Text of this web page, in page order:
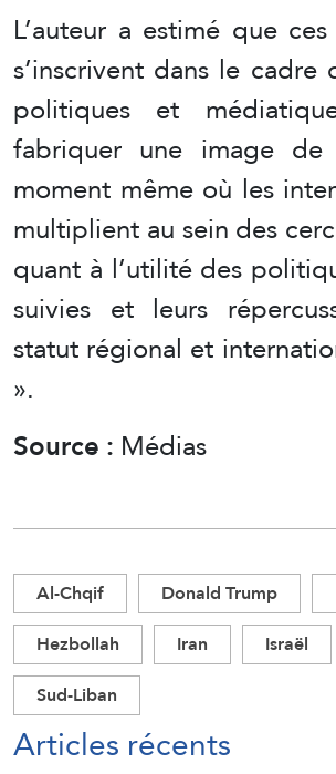
L’auteur a estimé que
s’inscrivent dans le cadre
politiques et
fabriquer une image
moment même où les
multiplient au sein des
quant à l’utilité des
suivies et leurs
statut régional et
».
Source : Médias
Al-Chqif Donald Trump
Hezbollah
Iran Israël
Sud-Liban
Articles récents